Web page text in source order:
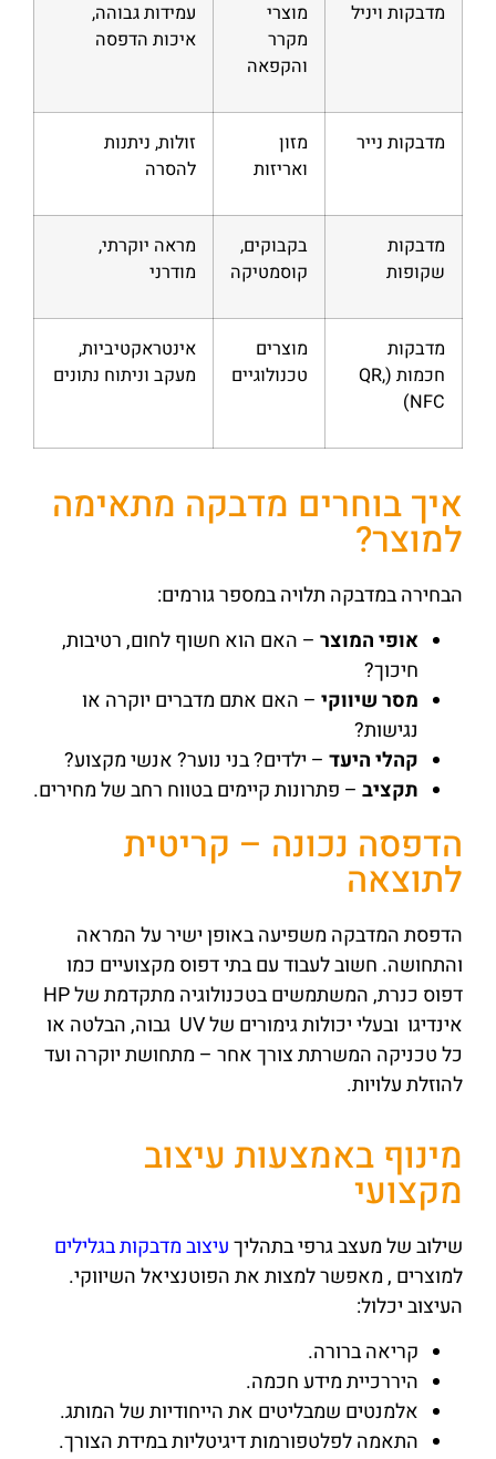
מדבקות ויניל
מוצרי
מקרר
והקפאה
עמידות גבוהה,
איכות הדפסה
מדבקות נייר
מזון
ואריזות
זולות, ניתנות
להסרה
מדבקות
שקופות
בקבוקים,
קוסמטיקה
מראה יוקרתי,
מודרני
מדבקות
חכמות (QR,
NFC)
מוצרים
טכנולוגיים
אינטראקטיביות,
מעקב וניתוח נתונים
איך בוחרים מדבקה מתאימה
למוצר?
הבחירה במדבקה תלויה במספר גורמים:
אופי המוצר – האם הוא חשוף לחום, רטיבות,
חיכוך?
מסר שיווקי – האם אתם מדברים יוקרה או
נגישות?
קהלי היעד – ילדים? בני נוער? אנשי מקצוע?
תקציב – פתרונות קיימים בטווח רחב של מחירים.
הדפסה נכונה – קריטית
לתוצאה
הדפסת המדבקה משפיעה באופן ישיר על המראה
והתחושה. חשוב לעבוד עם בתי דפוס מקצועיים כמו
דפוס כנרת, המשתמשים בטכנולוגיה מתקדמת של HP
אינדיגו ובעלי יכולות גימורים של UV גבוה, הבלטה או
כל טכניקה המשרתת צורך אחר – מתחושת יוקרה ועד
להוזלת עלויות.
מינוף באמצעות עיצוב
מקצועי
שילוב של מעצב גרפי בתהליךעיצוב מדבקות בגלילים
למוצרים , מאפשר למצות את הפוטנציאל השיווקי.
העיצוב יכלול:
קריאה ברורה.
היררכיית מידע חכמה.
אלמנטים שמבליטים את הייחודיות של המותג.
התאמה לפלטפורמות דיגיטליות במידת הצורך.